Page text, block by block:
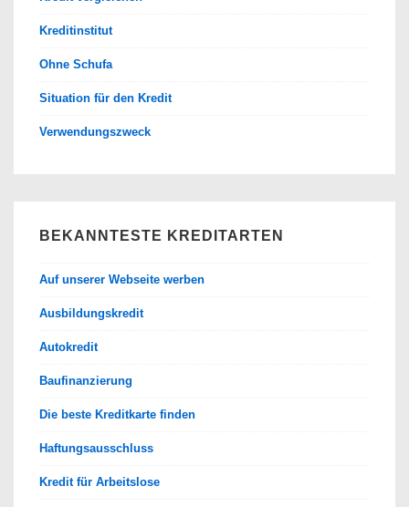
Kreditinstitut
Ohne Schufa
Situation für den Kredit
Verwendungszweck
BEKANNTESTE KREDITARTEN
Auf unserer Webseite werben
Ausbildungskredit
Autokredit
Baufinanzierung
Die beste Kreditkarte finden
Haftungsausschluss
Kredit für Arbeitslose